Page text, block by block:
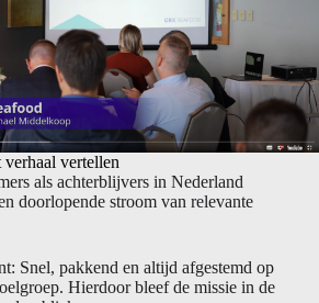
vertellen
als achterblijvers in Nederland
doorlopende stroom van relevante
Snel, pakkend en altijd afgestemd op
Hierdoor bleef de missie in de